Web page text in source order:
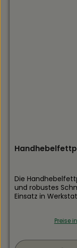
Die
und robustes
Einsatz in Werkstatt, Industrie und Wartung. Sie
als auch für 500
Anforderungen
sichere und
Preise